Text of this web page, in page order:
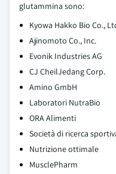
glutammina sono:
Kyowa Hakko Bio Co.,
Ajinomoto Co., Inc.
Evonik Industries AG
CJ CheilJedang Corp.
Amino GmbH
Laboratori NutraBio
ORA Alimenti
Società di ricerca
Nutrizione ottimale
MusclePharm